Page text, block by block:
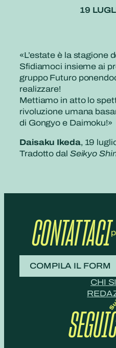
19
«L’estate è la stagione
Sfidiamoci insieme ai
gruppo Futuro
realizzare!
Mettiamo in atto lo
rivoluzione umana
di Gongyo e Daimoku!»
Daisaku Ikeda, 19
Tradotto dal Seikyo
CONTATTACI
COMPILA IL FORM
CHI